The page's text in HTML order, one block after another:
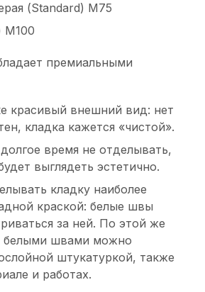
(Standard) М75
М100
премиальными
красивый внешний вид: нет
кладка кажется «чистой».
время не отделывать,
выглядеть эстетично.
кладку наиболее
краской: белые швы
за ней. По этой же
белыми швами можно
штукатуркой, также
и работах.